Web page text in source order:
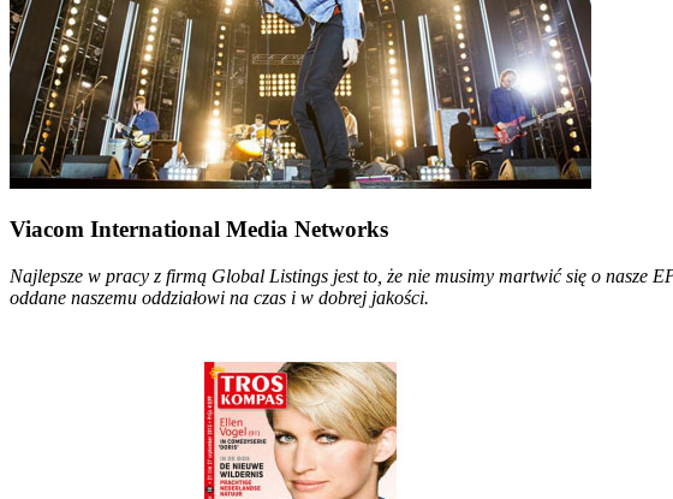
Viacom International Media Networks
Najlepsze w pracy z firmą Global Listings jest to, że nie musimy martwić się o nasze
oddane naszemu oddziałowi na czas i w dobrej jakości.